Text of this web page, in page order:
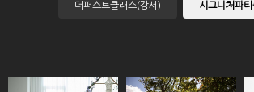
더퍼스트클래스(강서) 시그니처파